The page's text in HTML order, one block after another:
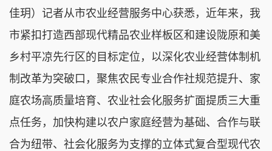
佳玥）记者从市农业经营服务中心获悉，近年来，我
市紧扣打造西部现代精品农业样板区和建设陇原和美
乡村平凉先行区的目标定位，以深化农业经营体制机
制改革为突破口，聚焦农民专业合作社规范提升、家
庭农场高质量培育、农业社会化服务扩面提质三大重
点任务，加快构建以农户家庭经营为基础、合作与联
合为纽带、社会化服务为支撑的立体式复合型现代农